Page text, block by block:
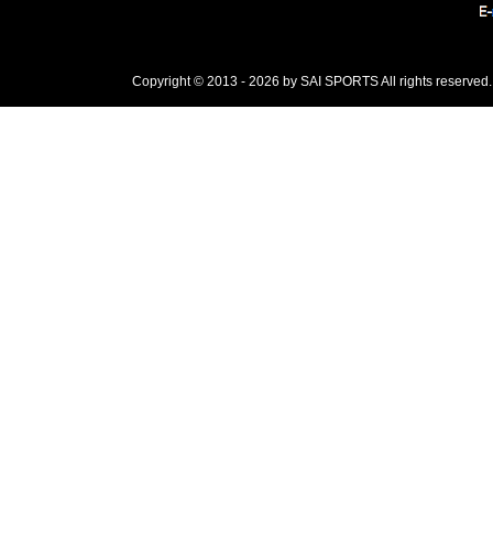
Copyright © 2013 - 2026 by SAI SPORTS All rights reserved.